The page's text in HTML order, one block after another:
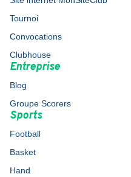
Tournoi
Convocations
Clubhouse
Entreprise
Blog
Groupe Scorers
Sports
Football
Basket
Hand